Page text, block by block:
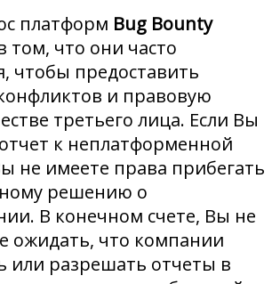
платформ Bug Bounty
том, что они часто
чтобы предоставить
и правовую
третьего лица. Если Вы
к неплатформенной
не имеете права прибегать
решению о
В конечном счете, Вы не
ожидать, что компании
или разрешать отчеты в